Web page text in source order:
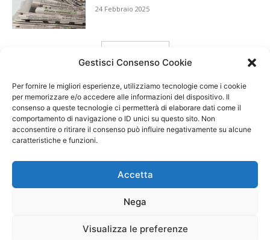
Gestisci Consenso Cookie
Per fornire le migliori esperienze, utilizziamo tecnologie come i cookie
per memorizzare e/o accedere alle informazioni del dispositivo. Il
consenso a queste tecnologie ci permetterà di elaborare dati come il
comportamento di navigazione o ID unici su questo sito. Non
acconsentire o ritirare il consenso può influire negativamente su alcune
caratteristiche e funzioni.
Accetta
Nega
Visualizza le preferenze
24 Febbraio 2025